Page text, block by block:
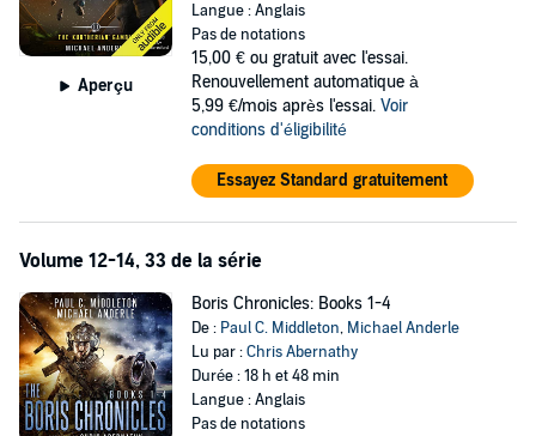
Aperçu
Langue : Anglais
Pas de notations
15,00 € ou gratuit avec l'essai.
Renouvellement automatique à
5,99 €/mois après l'essai. Voir
conditions d'éligibilité
Essayez Standard gratuitement
Volume 12-14, 33 de la série
Boris Chronicles: Books 1-4
De : Paul C. Middleton, Michael Anderle
Lu par :Chris Abernathy
Durée : 18 h et 48 min
Langue : Anglais
Pas de notations